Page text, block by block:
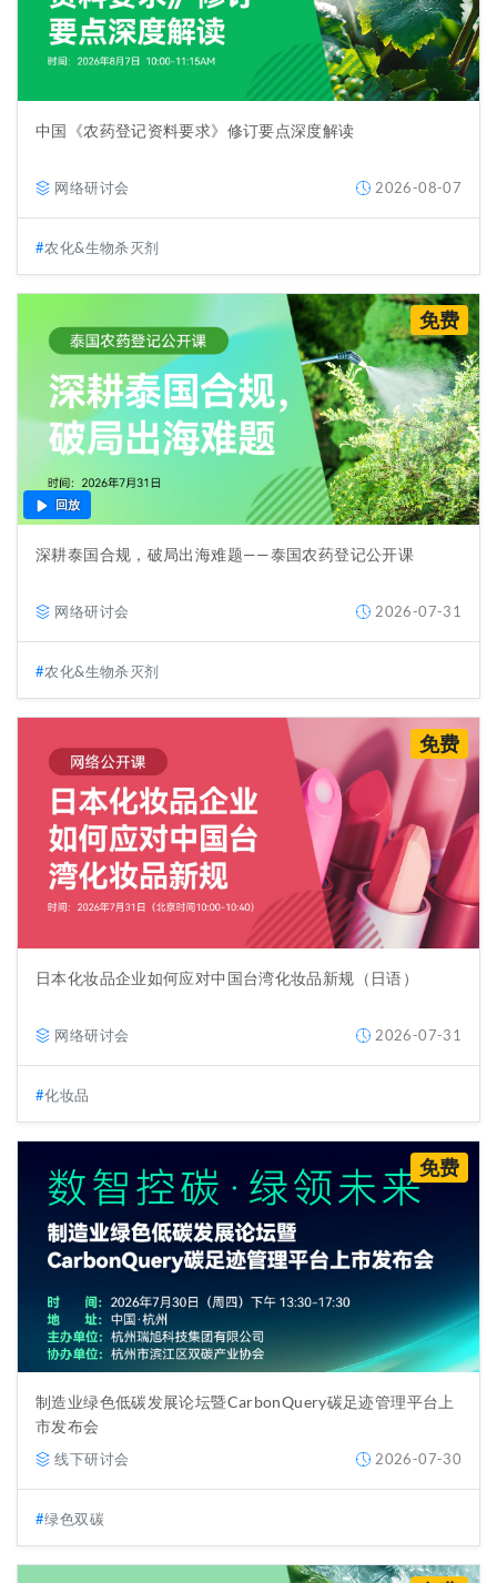
中国《农药登记资料要求》修订要点深度解读
网络研讨会 2026-08-07
农化&生物杀灭剂
回放
免费
深耕泰国合规，破局出海难题——泰国农药登记公开课
网络研讨会 2026-07-31
农化&生物杀灭剂
免费
日本化妆品企业如何应对中国台湾化妆品新规（日语）
网络研讨会 2026-07-31
化妆品
免费
制造业绿色低碳发展论坛暨CarbonQuery碳足迹管理平台上
市发布会
线下研讨会 2026-07-30
绿色双碳